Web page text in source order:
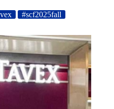
#scf2025fall